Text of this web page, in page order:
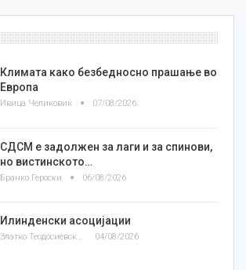
Климата како безбедносно прашање во
Европа
Ивица Челиковиќ 07/08/2026
СДСМ е задолжен за лаги и за спинови,
но вистинското…
Бранко Героски 06/08/2026
Илинденски асоцијации
Златко Теодосиевски 04/08/2026